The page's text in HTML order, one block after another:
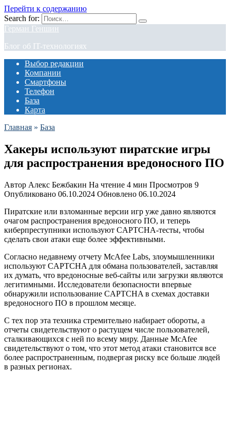
Перейти к содержанию
Search for:
Герман Геншин
Блог об IT-технологиях
Выбор редакции
Компании
Смартфоны
Телефон
База
Карта
Главная » База
Хакеры используют пиратские игры
для распространения вредоносного ПО
Автор Алекс Бежбакин На чтение 4 мин Просмотров 9
Опубликовано 06.10.2024 Обновлено 06.10.2024
Пиратские или взломанные версии игр уже давно являются
очагом распространения вредоносного ПО, и теперь
киберпреступники используют CAPTCHA-тесты, чтобы
сделать свои атаки еще более эффективными.
Согласно недавнему отчету McAfee Labs, злоумышленники
используют CAPTCHA для обмана пользователей, заставляя
их думать, что вредоносные веб-сайты или загрузки являются
легитимными. Исследователи безопасности впервые
обнаружили использование CAPTCHA в схемах доставки
вредоносного ПО в прошлом месяце.
С тех пор эта техника стремительно набирает обороты, а
отчеты свидетельствуют о растущем числе пользователей,
сталкивающихся с ней по всему миру. Данные McAfee
свидетельствуют о том, что этот метод атаки становится все
более распространенным, подвергая риску все больше людей
в разных регионах.